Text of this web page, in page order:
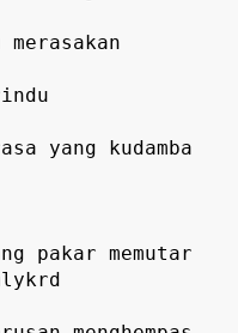
yang kudamba
pakar memutar